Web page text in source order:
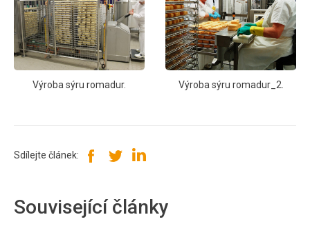
Výroba sýru romadur. Výroba sýru romadur_2.
Sdílejte článek:
Související články